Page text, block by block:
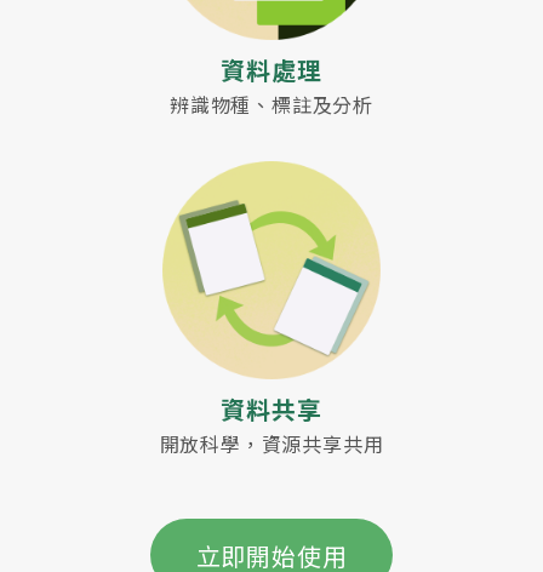
資料處理
辨識物種、標註及分析
資料共享
開放科學，資源共享共用
立即開始使用